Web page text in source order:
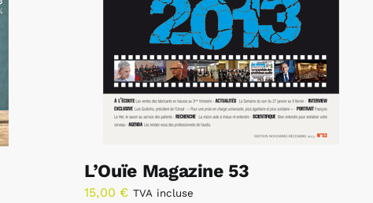
L’Ouïe Magazine 53
15,00 € TVA incluse